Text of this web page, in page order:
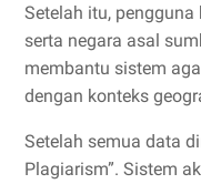
Setelah itu,
serta negara asal
membantu sistem
dengan konteks
Setelah semua data
Plagiarism”. Sistem